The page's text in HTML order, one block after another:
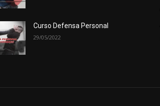
Curso Defensa Personal
29/05/2022